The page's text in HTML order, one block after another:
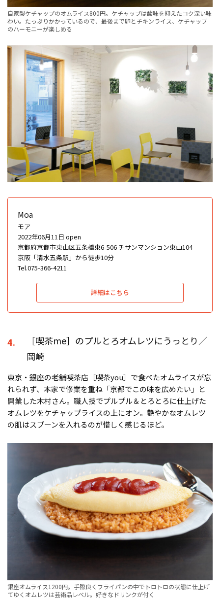
自家製ケチャップのオムライス800円。ケチャップは酸味を抑えたコク深い味
わい。たっぷりかかっているので、最後まで卵とチキンライス、ケチャップ
のハーモニーが楽しめる
Moa
モア
2022年06月11日 open
京都府京都市東山区五条橋東6-506 チサンマンション東山104
京阪「清水五条駅」から徒歩10分
Tel.075-366-4211
詳細はこちら
4.
［喫茶me］のプルとろオムレツにうっとり／
岡崎
東京・銀座の老舗喫茶店［喫茶you］で食べたオムライスが忘
れられず、本家で修業を重ね「京都でこの味を広めたい」と
開業した木村さん。職人技でプルプル＆とろとろに仕上げた
オムレツをケチャップライスの上にオン。艶やかなオムレツ
の肌はスプーンを入れるのが惜しく感じるほど。
銀座オムライス1200円。手際良くフライパンの中でトロトロの状態に仕上げ
てゆくオムレツは芸術品レベル。好きなドリンクが付く